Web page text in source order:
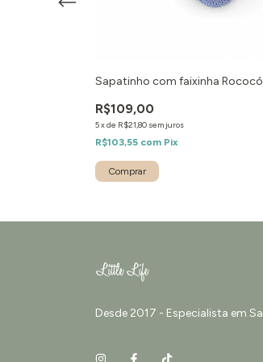
Sapatinho com faixinha Rococó
R$109,00
5xde R$21,80 sem juros
R$103,55 com Pix
Desde 2017 - Especialista em